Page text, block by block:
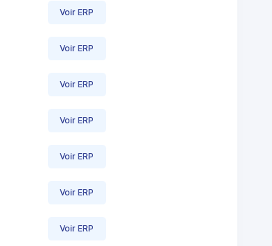
Voir ERP
Voir ERP
Voir ERP
Voir ERP
Voir ERP
Voir ERP
Voir ERP